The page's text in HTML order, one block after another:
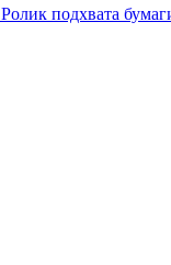
Ролик подхвата